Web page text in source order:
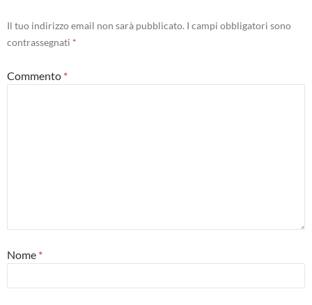
Il tuo indirizzo email non sarà pubblicato. I campi obbligatori sono
contrassegnati *
Commento *
Nome *